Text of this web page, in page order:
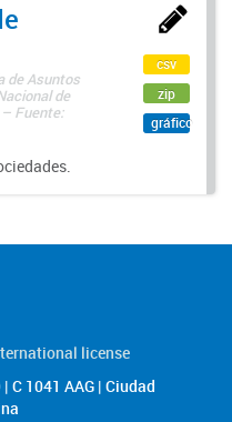
de Asuntos
de
Fuente:
csv
zip
gráfico
license
C 1041 AAG | Ciudad